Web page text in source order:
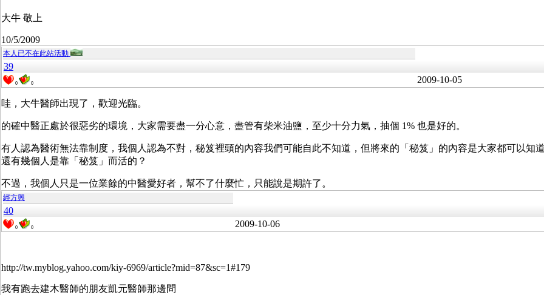
大牛 敬上
10/5/2009
本人已不在此站活動
39
0 0 2009-10-05
哇，大牛醫師出現了，歡迎光臨。
的確中醫正處於很惡劣的環境，大家需要盡一分心意，盡管有柴米油鹽，至少十分力氣，抽個 1% 也是好的。
有人認為醫術無法靠制度，我個人認為不對，秘笈裡頭的內容我們可能自此不知道，但將來的「秘笈」的內容是大家都可以知
還有幾個人是靠「秘笈」而活的？
不過，我個人只是一位業餘的中醫愛好者，幫不了什麼忙，只能說是期許了。
經方興
40
0 0 2009-10-06
http://tw.myblog.yahoo.com/kiy-6969/article?mid=87&sc=1#179
我有跑去建木醫師的朋友凱元醫師那邊問